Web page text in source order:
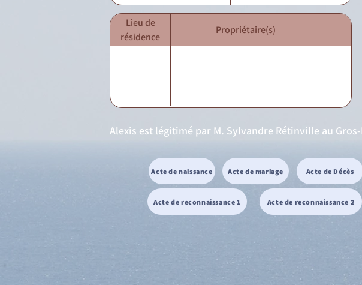
Lieu de
résidence
Propriétaire(s)
Alexis est légitimé par M. Sylvandre Rétinville au Gros-
Acte de naissance Acte de mariage Acte de Décès
Acte de reconnaissance 1 Acte de reconnaissance 2